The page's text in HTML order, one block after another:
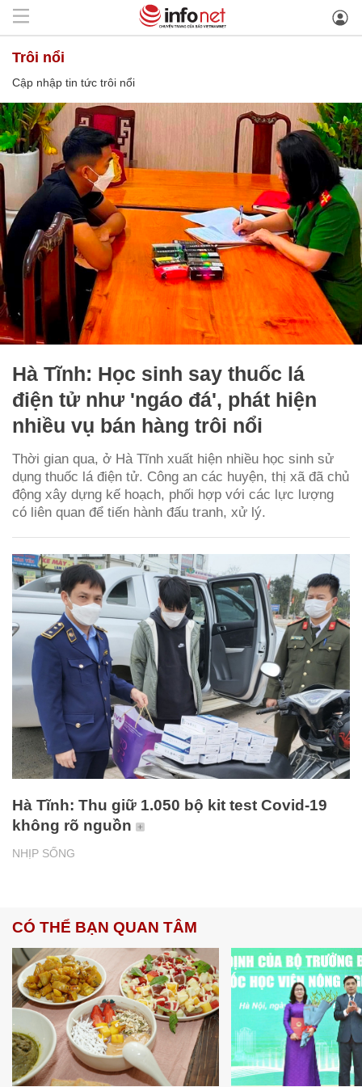
trôi nổi
Cập nhập tin tức trôi nổi
Hà Tĩnh: Học sinh say thuốc lá
điện tử như 'ngáo đá', phát hiện
nhiều vụ bán hàng trôi nổi
Thời gian qua, ở Hà Tĩnh xuất hiện nhiều học sinh sử
dụng thuốc lá điện tử. Công an các huyện, thị xã đã chủ
động xây dựng kế hoạch, phối hợp với các lực lượng
có liên quan để tiến hành đấu tranh, xử lý.
NHỊP SỐNG
Hà Tĩnh: Thu giữ 1.050 bộ kit test Covid-19
không rõ nguồn
CÓ THỂ BẠN QUAN TÂM